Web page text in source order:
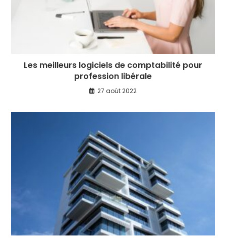
Les meilleurs logiciels de comptabilité pour
profession libérale
27 août 2022